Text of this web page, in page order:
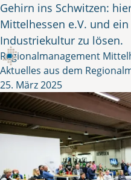
Gehirn ins Schwitzen:
Mittelhessen e.V. und
Industriekultur zu lösen.
Gepostet von
Regionalmanagement
in
Aktuelles aus dem
25. März 2025